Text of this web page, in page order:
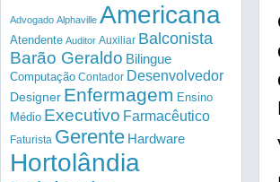
Advogado Alphaville Americana
Atendente Auditor Auxiliar Balconista
Barão Geraldo Bilingue
Computação Contador Desenvolvedor
Designer Enfermagem Ensino
Médio Executivo Farmacêutico
Faturista Gerente Hardware
Hortolândia